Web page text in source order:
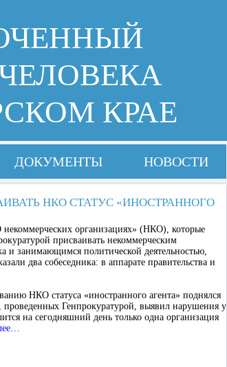
КРАЕ
ДОКУМЕНТЫ НОВОСТИ
НКО СТАТУС «ИНОСТРАННОГО
некоммерческих организациях» (НКО), которые
присваивать некоммерческим
занимающимся политической деятельностью,
два собеседника: в аппарате правительства и
НКО статуса «иностранного агента» поднялся
проведенных Генпрокуратурой, выявил нарушения у
на сегодняшний день только одна организация